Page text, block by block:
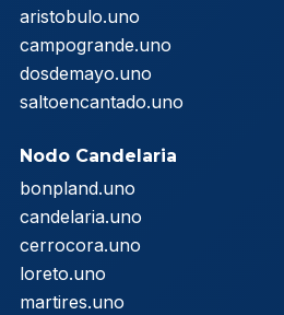
aristobulo.uno
campogrande.uno
dosdemayo.uno
saltoencantado.uno
Nodo Candelaria
bonpland.uno
candelaria.uno
cerrocora.uno
loreto.uno
martires.uno